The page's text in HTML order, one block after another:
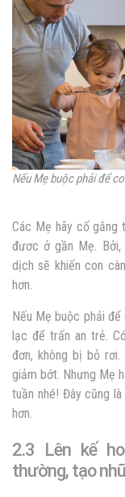
Nếu Mẹ buộc phải để
Các Mẹ hãy cố gắng
đươc ở gần Mẹ.
dịch sẽ khiến con
hơn.
Nếu Mẹ buộc phải
lạc để trấn an trẻ.
đơn, không bị bỏ
giảm bớt. Nhưng Mẹ
tuần nhé! Đây cũng
hơn.
2.3 Lên kế
thường, tạo